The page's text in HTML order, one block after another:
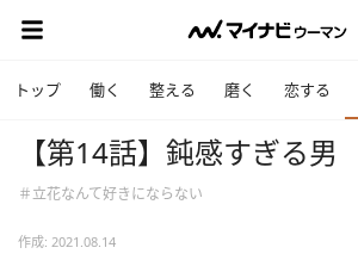
トップ 働く 整える 磨く 恋する
【第14話】鈍感すぎる男
＃立花なんて好きにならない
作成: 2021.08.14